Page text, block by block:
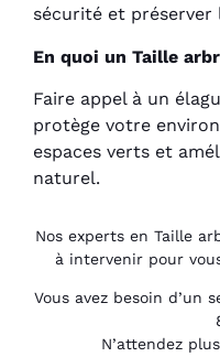
sécurité et préserver
En quoi un Taille
Faire appel à un
protège votre
espaces verts et
naturel.
Nos experts en Taille
à intervenir pour
Vous avez besoin d’un
N’attendez